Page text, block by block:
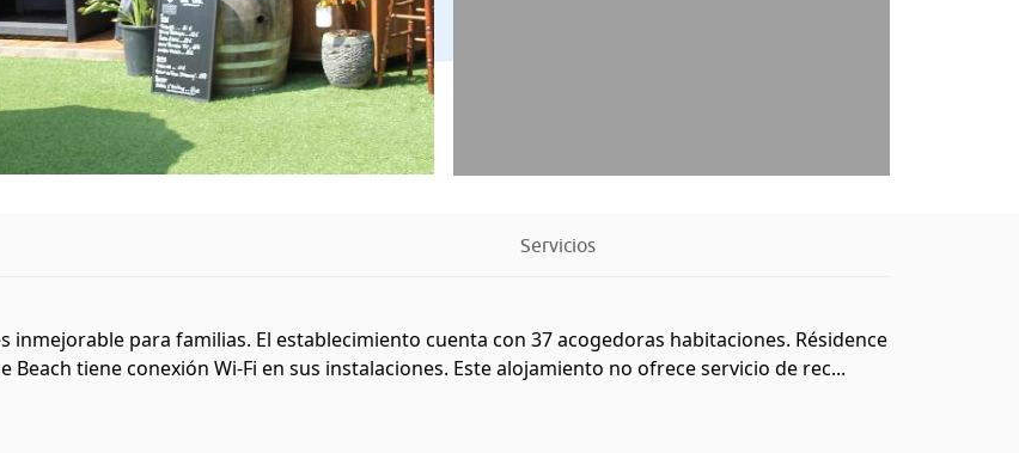
Servicios
inmejorable para familias. El establecimiento cuenta con 37 acogedoras habitaciones. Résidence
Beach tiene conexión Wi-Fi en sus instalaciones. Este alojamiento no ofrece servicio de rec...